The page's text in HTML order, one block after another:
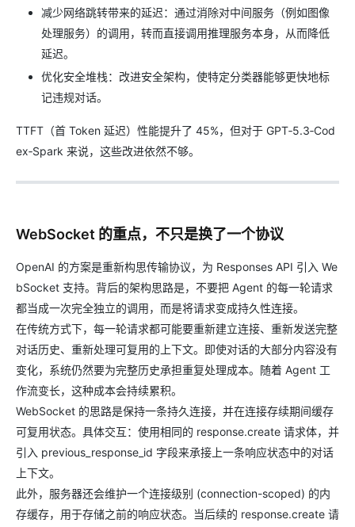
减少网络跳转带来的延迟：通过消除对中间服务（例如图像
处理服务）的调用，转而直接调用推理服务本身，从而降低
延迟。
优化安全堆栈：改进安全架构，使特定分类器能够更快地标
记违规对话。
TTFT（首 Token 延迟）性能提升了 45%，但对于 GPT‑5.3‑Cod
ex‑Spark 来说，这些改进依然不够。
WebSocket 的重点，不只是换了一个协议
OpenAI 的方案是重新构思传输协议，为 Responses API 引入 We
bSocket 支持。背后的架构思路是，不要把 Agent 的每一轮请求
都当成一次完全独立的调用，而是将请求变成持久性连接。
在传统方式下，每一轮请求都可能要重新建立连接、重新发送完整
对话历史、重新处理可复用的上下文。即使对话的大部分内容没有
变化，系统仍然要为完整历史承担重复处理成本。随着 Agent 工
作流变长，这种成本会持续累积。
WebSocket 的思路是保持一条持久连接，并在连接存续期间缓存
可复用状态。具体交互：使用相同的 response.create 请求体，并
引入 previous_response_id 字段来承接上一条响应状态中的对话
上下文。
此外，服务器还会维护一个连接级别 (connection-scoped) 的内
存缓存，用于存储之前的响应状态。当后续的 response.create 请